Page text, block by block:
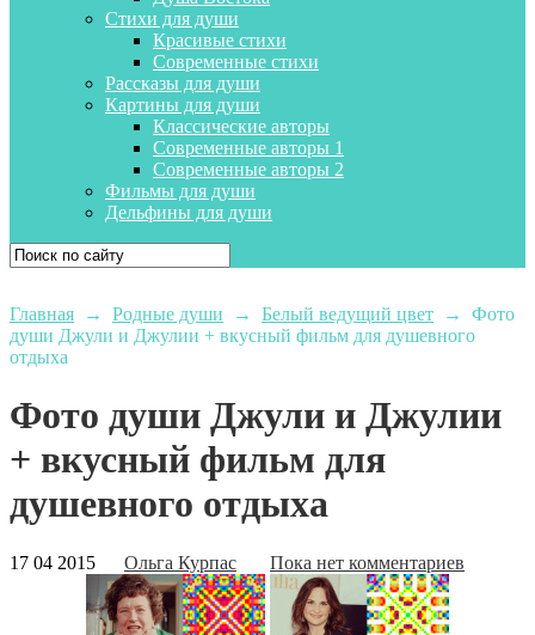
Стихи для души
Красивые стихи
Современные стихи
Рассказы для души
Картины для души
Классические авторы
Современные авторы 1
Современные авторы 2
Фильмы для души
Дельфины для души
Главная → Родные души → Белый ведущий цвет → Фото
души Джули и Джулии + вкусный фильм для душевного
отдыха
Фото души Джули и Джулии
+ вкусный фильм для
душевного отдыха
17 04 2015 Ольга Курпас Пока нет комментариев